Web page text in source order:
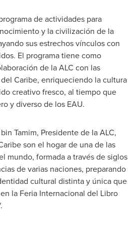
de actividades para
y la civilización de la
sus estrechos vínculos con
El programa tiene como
de la ALC con las
Caribe, enriqueciendo la cultura
creativo fresco, al tiempo que
y diverso de los EAU.
Tamim, Presidente de la ALC,
son el hogar de una de las
mundo, formada a través de siglos
de varias naciones, preparando
cultural distinta y única que
la Feria Internacional del Libro